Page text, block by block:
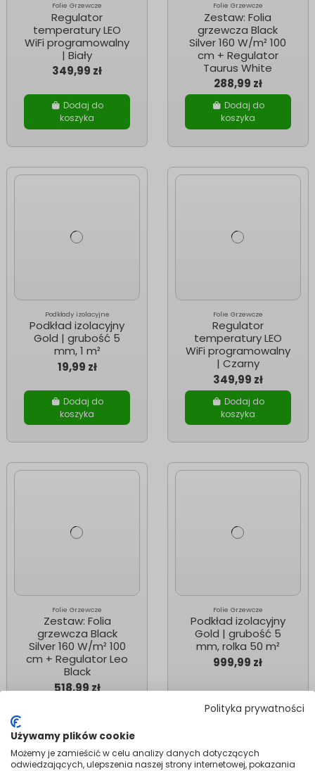
Polityka prywatności
Używamy plików cookie
Możemy je zamieścić w celu analizy danych dotyczących
odwiedzających, ulepszenia naszej strony internetowej, pokazania
Folie Grzewcze
Regulator
temperatury LEO
WiFi programowalny
| Biały
349,99 zł
Dodaj do
koszyka
Folie Grzewcze
Zestaw: Folia
grzewcza Black
Silver 160 W/m² 100
cm + Regulator
Taurus White
288,99 zł
Dodaj do
koszyka
Podkłady izolacyjne
Podkład izolacyjny
Gold | grubość 5
mm, 1 m²
19,99 zł
Dodaj do
koszyka
Folie Grzewcze
Regulator
temperatury LEO
WiFi programowalny
| Czarny
349,99 zł
Dodaj do
koszyka
Folie Grzewcze
Zestaw: Folia
grzewcza Black
Silver 160 W/m² 100
cm + Regulator Leo
Black
518,99 zł
Folie Grzewcze
Podkład izolacyjny
Gold | grubość 5
mm, rolka 50 m²
999,99 zł
Dodaj do